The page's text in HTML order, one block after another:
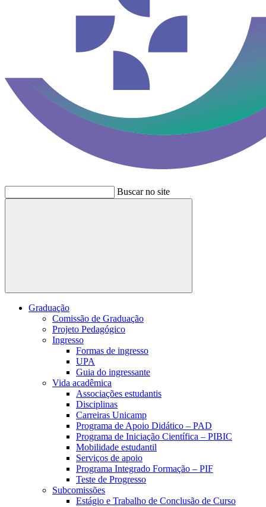
Buscar no site
Buscar
Graduação
Comissão de Graduação
Projeto Pedagógico
Ingresso
Formas de ingresso
UPA
Guia do ingressante
Vida acadêmica
Associações estudantis
Disciplinas
Carreiras Unicamp
Programa de Apoio Didático – PAD
Programa de Iniciação Científica – PIBIC
Mobilidade estudantil
Serviços de apoio
Programa Integrado Formação – PIF
Teste de Progresso
Subcomissões
Estágio e Trabalho de Conclusão de Curso